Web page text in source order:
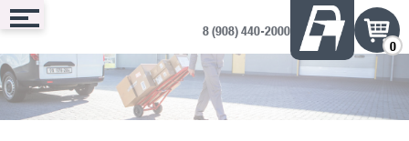
Сервис
Запись онлайн
Запчасти
Интернет-магазин
Техника
Техника в продаже на ДРОМ ↗
Доп. оборудование
Дополнительное оборудование
Контакты
Запись на сервис
8 (908) 440-2000
0